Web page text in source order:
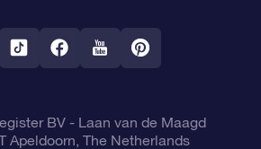
mich zu den Sternen“
BV- Laan van de Maagd
Apeldoorn, The Netherlands